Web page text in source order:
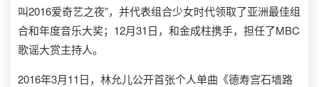
叫2016爱奇艺之夜”，并代表组合少女时代领取了亚洲最佳组
合和年度音乐大奖；12月31日，和金成柱携手，担任了MBC
歌谣大赏主持人。
2016年3月11日，林允儿公开首张个人单曲《德寿宫石墙路